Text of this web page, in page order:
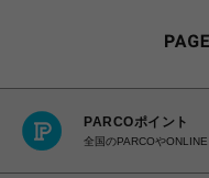
PARCOポイント
全国のPARCOや